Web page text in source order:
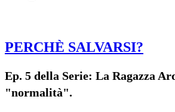
PERCHÈ SALVARSI?
Ep. 5 della Serie: La Ragazza
"normalità".